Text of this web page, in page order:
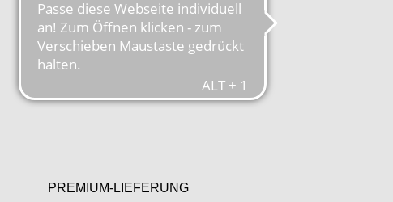
PREMIUM-LIEFERUNG